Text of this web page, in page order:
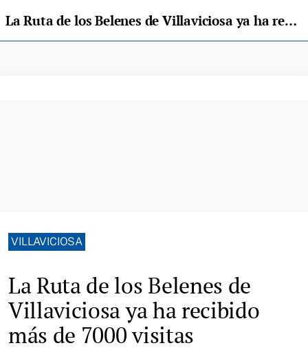
La Ruta de los Belenes de Villaviciosa ya ha recibido más de 7000 visitas
VILLAVICIOSA
La Ruta de los Belenes de
Villaviciosa ya ha recibido
más de 7000 visitas